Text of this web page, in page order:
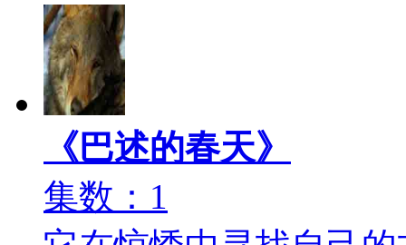
《巴述的春天》
集数：1